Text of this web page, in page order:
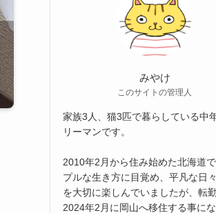
みやけ
このサイトの管理人
家族3人、猫3匹で暮らしている中
リーマンです。
2010年2月から住み始めた北海道
プルな生き方に目覚め、平凡な日
を大切に楽しんでいましたが、転
2024年2月に岡山へ移住する事に